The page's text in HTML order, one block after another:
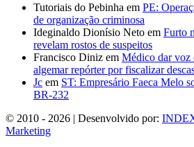
Tutoriais do Pebinha em PE:
de organização criminosa
Ideginaldo Dionísio Neto em Furto
revelam rostos de suspeitos
Francisco Diniz em Médico dar voz
algemar repórter por fiscalizar
Jc em ST: Empresário Faeca Melo
BR-232
© 2010 - 2026 | Desenvolvido por:
Marketing